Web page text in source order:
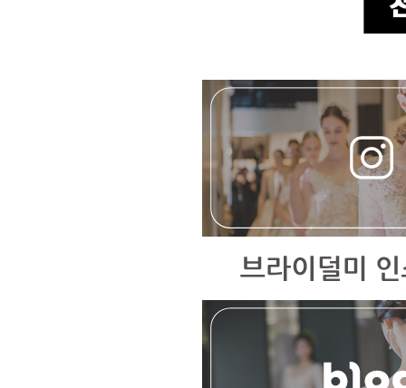
-각종 서비스 및
- 이름, 휴대폰번
* 개인정보의 보
- 개인정보 삭제
- 웨딩컨설팅 계
보를 보유합니다.
필요가 있는 경
* 다만, 아래의
- 이용자들이 사
- 법령의 규정